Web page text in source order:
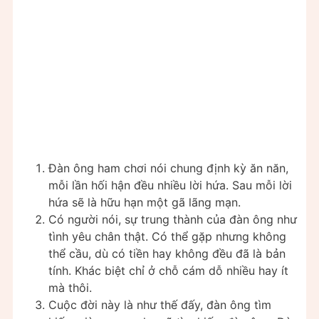
Đàn ông ham chơi nói chung định kỳ ăn năn,
mỗi lần hối hận đều nhiều lời hứa. Sau mỗi lời
hứa sẽ là hữu hạn một gã lãng mạn.
Có người nói, sự trung thành của đàn ông như
tình yêu chân thật. Có thể gặp nhưng không
thể cầu, dù có tiền hay không đều đã là bản
tính. Khác biệt chỉ ở chỗ cám dỗ nhiều hay ít
mà thôi.
Cuộc đời này là như thế đấy, đàn ông tìm